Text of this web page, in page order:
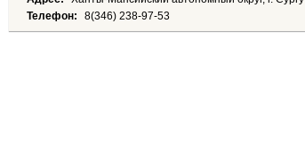
Телефон:
8(346) 238-97-53